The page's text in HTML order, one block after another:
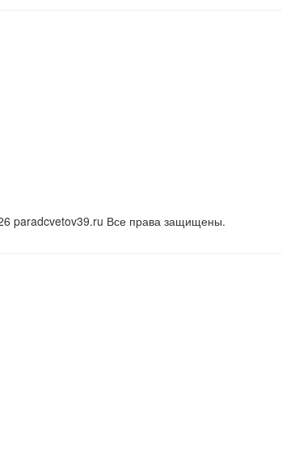
paradcvetov39.ru Все права защищены.